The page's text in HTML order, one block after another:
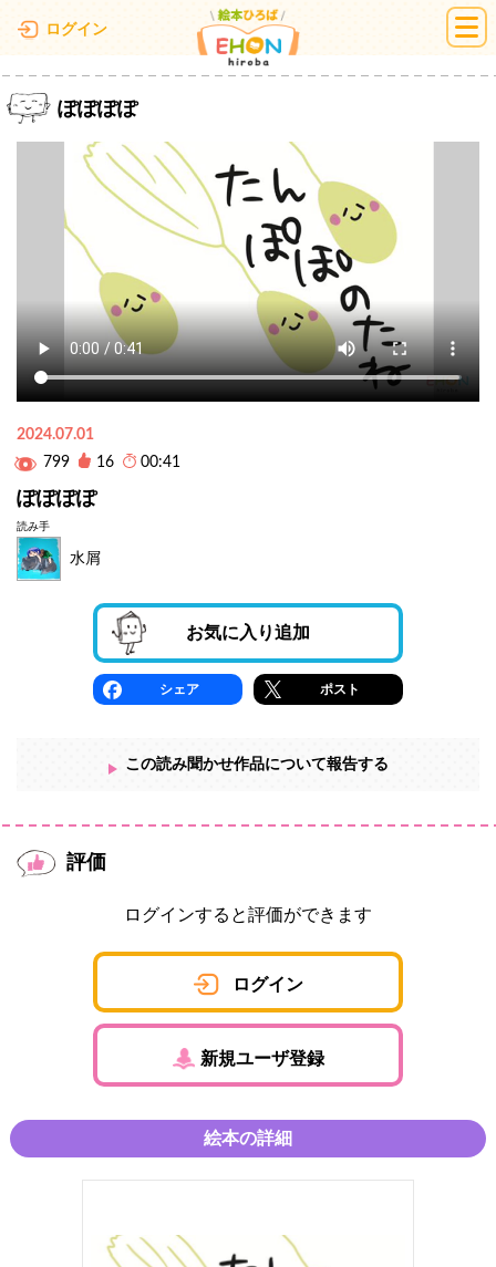
ログイン 絵本ひろば
ぽぽぽぽ
2024.07.01
799
16 00:41
ぽぽぽぽ
読み手
水屑
お気に入り追加
シェア ポスト
この読み聞かせ作品について報告する
評価
ログインすると評価ができます
ログイン
新規ユーザ登録
絵本の詳細